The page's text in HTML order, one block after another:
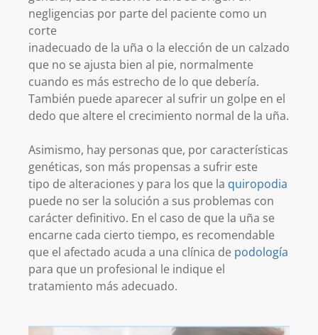
negligencias por parte del paciente como un
corte
inadecuado de la uña o la elección de un calzado
que no se ajusta bien al pie, normalmente
cuando es más estrecho de lo que debería.
También puede aparecer al sufrir un golpe en el
dedo que altere el crecimiento normal de la uña.
Asimismo, hay personas que, por características
genéticas, son más propensas a sufrir este
tipo de alteraciones y para los que la quiropodia
puede no ser la solución a sus problemas con
carácter definitivo. En el caso de que la uña se
encarne cada cierto tiempo, es recomendable
que el afectado acuda a una clínica de podología
para que un profesional le indique el
tratamiento más adecuado.